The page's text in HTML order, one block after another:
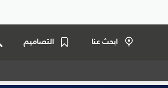
ابحث عنا التصاميم